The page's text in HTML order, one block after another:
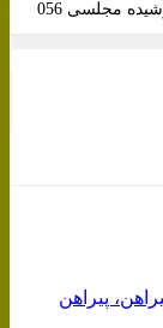
مجلسی 056
پیراهن